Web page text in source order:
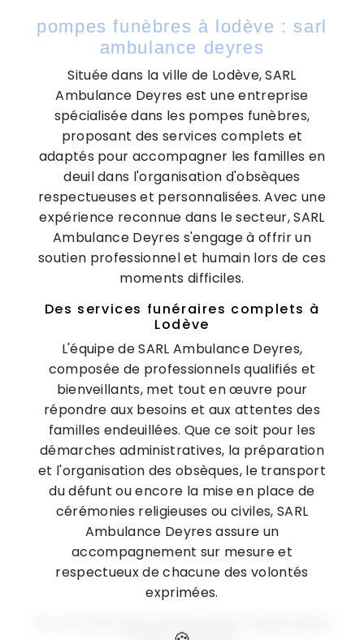
pompes funèbres à lodève : sarl
ambulance deyres
Située dans la ville de Lodève, SARL
Ambulance Deyres est une entreprise
spécialisée dans les pompes funèbres,
proposant des services complets et
adaptés pour accompagner les familles en
deuil dans l'organisation d'obsèques
respectueuses et personnalisées. Avec une
expérience reconnue dans le secteur, SARL
Ambulance Deyres s'engage à offrir un
soutien professionnel et humain lors de ces
moments difficiles.
Des services funéraires complets à
Lodève
L'équipe de SARL Ambulance Deyres,
composée de professionnels qualifiés et
bienveillants, met tout en œuvre pour
répondre aux besoins et aux attentes des
familles endeuillées. Que ce soit pour les
démarches administratives, la préparation
et l'organisation des obsèques, le transport
du défunt ou encore la mise en place de
cérémonies religieuses ou civiles, SARL
Ambulance Deyres assure un
accompagnement sur mesure et
respectueux de chacune des volontés
exprimées.